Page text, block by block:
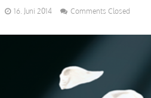
16. Juni 2014 Comments Closed